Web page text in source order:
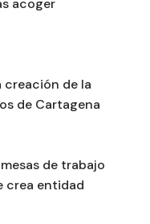
creación de la
de Cartagena
de trabajo
crea entidad